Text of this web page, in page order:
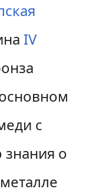
IV
с
знания о